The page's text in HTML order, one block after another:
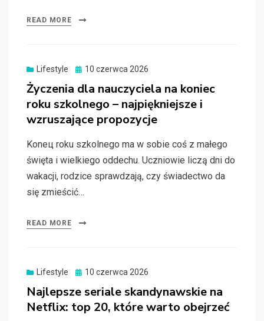
READ MORE
Lifestyle
Posted
10 czerwca 2026
Życzenia dla nauczyciela na koniec
roku szkolnego – najpiękniejsze i
wzruszające propozycje
Konец roku szkolnego ma w sobie coś z małego
święta i wielkiego oddechu. Uczniowie liczą dni do
wakacji, rodzice sprawdzają, czy świadectwo da
się zmieścić…
READ MORE
Lifestyle
Posted
10 czerwca 2026
Najlepsze seriale skandynawskie na
Netflix: top 20, które warto obejrzeć